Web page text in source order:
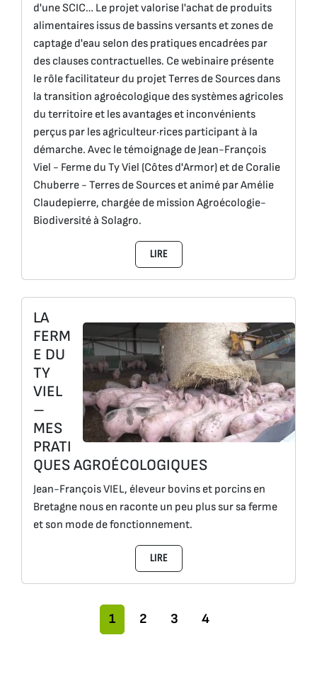
d'une SCIC… Le projet valorise l'achat de produits
alimentaires issus de bassins versants et zones de
captage d'eau selon des pratiques encadrées par
des clauses contractuelles. Ce webinaire présente
le rôle facilitateur du projet Terres de Sources dans
la transition agroécologique des systèmes agricoles
du territoire et les avantages et inconvénients
perçus par les agriculteur·rices participant à la
démarche. Avec le témoignage de Jean-François
Viel - Ferme du Ty Viel (Côtes d'Armor) et de Coralie
Chuberre - Terres de Sources et animé par Amélie
Claudepierre, chargée de mission Agroécologie-
Biodiversité à Solagro.
LIRE
LA
FERM
E DU
TY
VIEL
–
MES
PRATI
QUES AGROÉCOLOGIQUES
Jean-François VIEL, éleveur bovins et porcins en
Bretagne nous en raconte un peu plus sur sa ferme
et son mode de fonctionnement.
LIRE
Navigation dans la page
Page actuelle
1 Pages
2 Pages
3 Pages
4